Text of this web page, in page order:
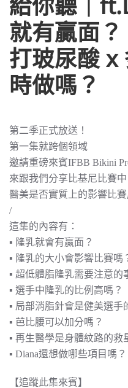
就有贏面
打玻尿酸 x
時做嗎？
第二季正式放送！
第一集就跨個領域
邀請重磅來賓IFBB Bikini
來跟我們分享比基尼比賽中
醫美是否實質上的影響比
/
這集的內容有：
▪︎ 隆乳就會有贏面？
▪︎ 隆乳的大小會影響比賽嗎
▪︎ 超低體脂隆乳需要注意的
▪︎ 選手中隆乳的比例高嗎？
▪︎ 局部消脂針會是健美選手
▪︎ 芭比腰可以加分嗎？
▪︎ 再生醫學是身體紋路的救
▪︎ Diana還想做哪些項目嗎？
【追蹤此集來賓】